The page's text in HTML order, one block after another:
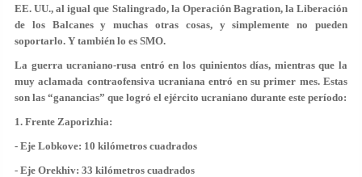
EE. UU., al igual que Stalingrado, la Operación Bagration, la Liberación
de los Balcanes y muchas otras cosas, y simplemente no pueden
soportarlo. Y también lo es SMO.
La guerra ucraniano-rusa entró en los quinientos días, mientras que la
muy aclamada contraofensiva ucraniana entró en su primer mes. Estas
son las “ganancias” que logró el ejército ucraniano durante este período:
1. Frente Zaporizhia:
- Eje Lobkove: 10 kilómetros cuadrados
- Eje Orekhiv: 33 kilómetros cuadrados